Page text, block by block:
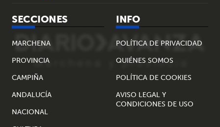
SECCIONES
MARCHENA
PROVINCIA
CAMPIÑA
ANDALUCÍA
NACIONAL
INFO
POLÍTICA DE PRIVACIDAD
QUIÉNES SOMOS
POLÍTICA DE COOKIES
AVISO LEGAL Y
CONDICIONES DE USO